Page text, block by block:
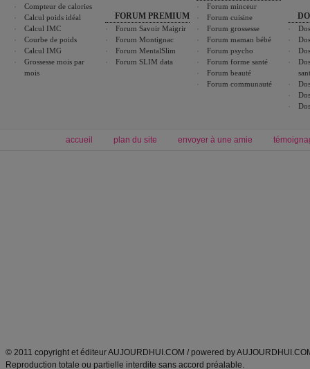
Compteur de calories
Calcul poids idéal
Calcul IMC
Courbe de poids
Calcul IMG
Grossesse mois par
mois
FORUM PREMIUM
Forum Savoir Maigrir
Forum Montignac
Forum MentalSlim
Forum SLIM data
Forum minceur
Forum cuisine
Forum grossesse
Forum maman bébé
Forum psycho
Forum forme santé
Forum beauté
Forum communauté
accueil plan du site envoyer à une amie
© 2011 copyright et éditeur AUJOURDHUI.COM / powered by
Reproduction totale ou partielle interdite sans accord préalable.